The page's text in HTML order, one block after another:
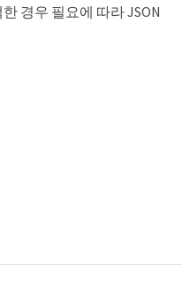
경우 필요에 따라 JSON